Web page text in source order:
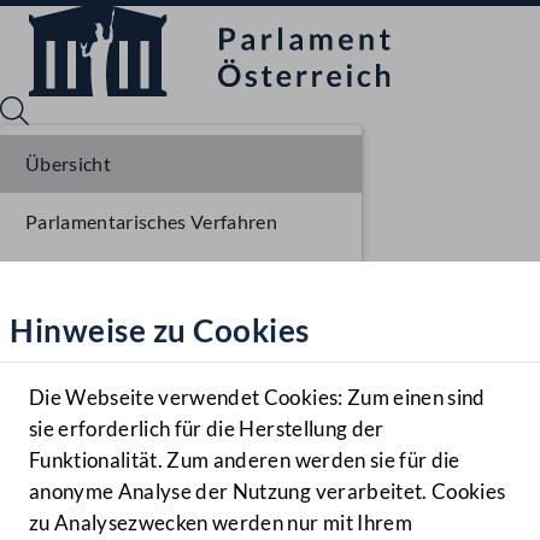
Hilfe
Benutzer
Navigationsmenü öffnen
MENÜ
Hinweise zu Cookies
Die Webseite verwendet Cookies: Zum einen sind
sie erforderlich für die Herstellung der
Funktionalität. Zum anderen werden sie für die
anonyme Analyse der Nutzung verarbeitet. Cookies
zu Analysezwecken werden nur mit Ihrem
Übersicht
Parlamentarisches Verfahren
Ausschussberatungen NR
Plenarberatungen NR
Einlangen BR
Ausschussberatungen BR